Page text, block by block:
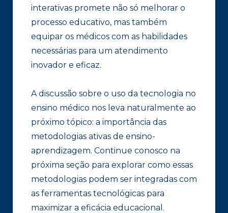
interativas promete não só melhorar o
processo educativo, mas também
equipar os médicos com as habilidades
necessárias para um atendimento
inovador e eficaz.
A discussão sobre o uso da tecnologia no
ensino médico nos leva naturalmente ao
próximo tópico: a importância das
metodologias ativas de ensino-
aprendizagem. Continue conosco na
próxima seção para explorar como essas
metodologias podem ser integradas com
as ferramentas tecnológicas para
maximizar a eficácia educacional.